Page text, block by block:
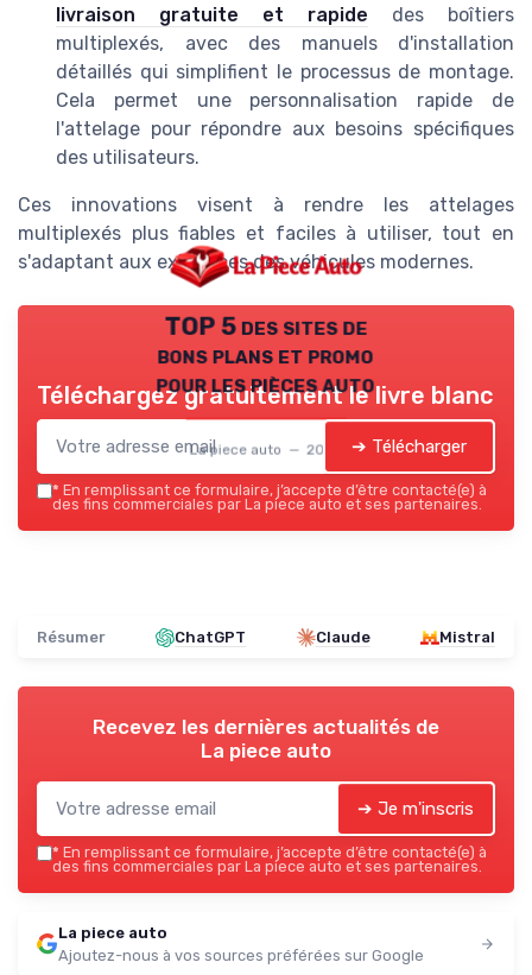
livraison gratuite et rapide des boîtiers
multiplexés, avec des manuels d'installation
détaillés qui simplifient le processus de montage.
Cela permet une personnalisation rapide de
l'attelage pour répondre aux besoins spécifiques
des utilisateurs.
Ces innovations visent à rendre les attelages
multiplexés plus fiables et faciles à utiliser, tout en
s'adaptant aux exigences des véhicules modernes.
TOP 5 des sites de
bons plans et promo
pour les pièces auto
La piece auto — 2026
Téléchargez gratuitement le livre blanc
➔ Télécharger
* En remplissant ce formulaire, j’accepte d’être contacté(e) à
des fins commerciales par La piece auto et ses partenaires.
Résumer ChatGPT Claude Mistral
Recevez les dernières actualités de
La piece auto
➔ Je m'inscris
* En remplissant ce formulaire, j’accepte d’être contacté(e) à
des fins commerciales par La piece auto et ses partenaires.
La piece auto
Ajoutez-nous à vos sources préférées sur Google